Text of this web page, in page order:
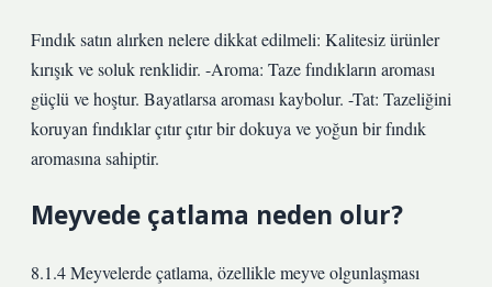
Fındık satın alırken nelere dikkat edilmeli: Kalitesiz ürünler
kırışık ve soluk renklidir. -Aroma: Taze fındıkların aroması
güçlü ve hoştur. Bayatlarsa aroması kaybolur. -Tat: Tazeliğini
koruyan fındıklar çıtır çıtır bir dokuya ve yoğun bir fındık
aromasına sahiptir.
Meyvede çatlama neden olur?
8.1.4 Meyvelerde çatlama, özellikle meyve olgunlaşması